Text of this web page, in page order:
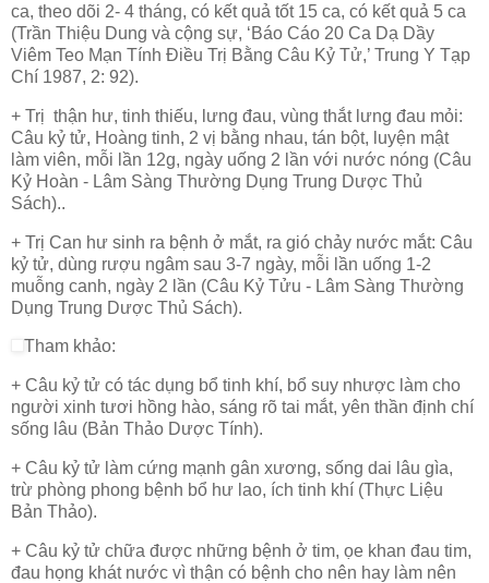
ca, theo dõi 2- 4 tháng, có kết quả tốt 15 ca, có kết quả 5 ca
(Trần Thiệu Dung và cộng sự, ‘Báo Cáo 20 Ca Dạ Dầy
Viêm Teo Mạn Tính Điều Trị Bằng Câu Kỷ Tử,’ Trung Y Tạp
Chí 1987, 2: 92).
+ Trị thận hư, tinh thiếu, lưng đau, vùng thắt lưng đau mỏi:
Câu kỷ tử, Hoàng tinh, 2 vị bằng nhau, tán bột, luyện mật
làm viên, mỗi lần 12g, ngày uống 2 lần với nước nóng (Câu
Kỷ Hoàn - Lâm Sàng Thường Dụng Trung Dược Thủ
Sách)..
+ Trị Can hư sinh ra bệnh ở mắt, ra gió chảy nước mắt: Câu
kỷ tử, dùng rượu ngâm sau 3-7 ngày, mỗi lần uống 1-2
muỗng canh, ngày 2 lần (Câu Kỷ Tửu - Lâm Sàng Thường
Dụng Trung Dược Thủ Sách).
Tham khảo:
+ Câu kỷ tử có tác dụng bổ tinh khí, bổ suy nhược làm cho
người xinh tươi hồng hào, sáng rõ tai mắt, yên thần định chí
sống lâu (Bản Thảo Dược Tính).
+ Câu kỷ tử làm cứng mạnh gân xương, sống dai lâu gìa,
trừ phòng phong bệnh bổ hư lao, ích tinh khí (Thực Liệu
Bản Thảo).
+ Câu kỷ tử chữa được những bệnh ở tim, ọe khan đau tim,
đau họng khát nước vì thận có bệnh cho nên hay làm nên